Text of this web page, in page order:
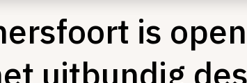
is
uitbundig